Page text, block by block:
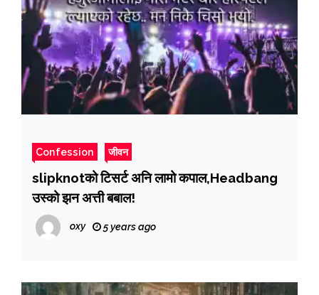
Confession जीवन
slipknotको टिसर्ट अनि लामो कपाल,Headbang
उस्को झन अत्ती बबाल!
oxy 5 years ago